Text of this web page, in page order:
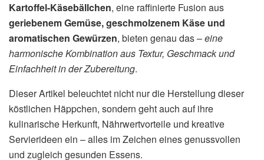
Kartoffel-Käsebällchen, eine raffinierte Fusion aus
geriebenem Gemüse, geschmolzenem Käse und
aromatischen Gewürzen, bieten genau das –eine
harmonische Kombination aus Textur, Geschmack und
Einfachheit in der Zubereitung.
Dieser Artikel beleuchtet nicht nur die Herstellung dieser
köstlichen Häppchen, sondern geht auch auf ihre
kulinarische Herkunft, Nährwertvorteile und kreative
Servierideen ein – alles im Zeichen eines genussvollen
und zugleich gesunden Essens.